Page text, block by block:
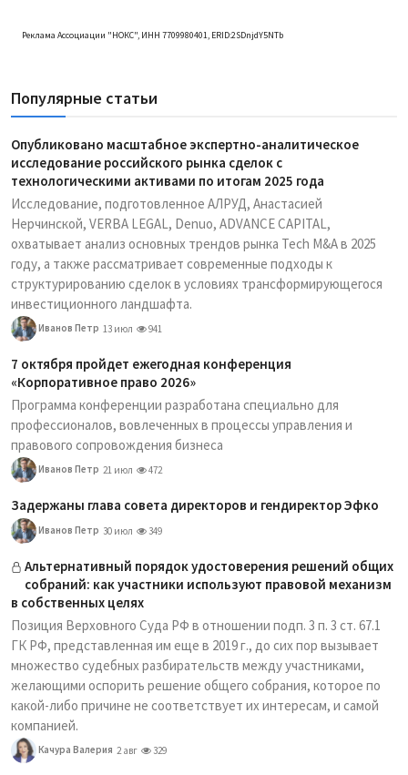
Реклама Ассоциации "НОКС", ИНН 7709980401, ERID:2SDnjdY5NTb
Популярные статьи
Опубликовано масштабное экспертно-аналитическое
исследование российского рынка сделок с
технологическими активами по итогам 2025 года
Исследование, подготовленное АЛРУД, Анастасией
Нерчинской, VERBA LEGAL, Denuo, ADVANCE CAPITAL,
охватывает анализ основных трендов рынка Tech M&A в 2025
году, а также рассматривает современные подходы к
структурированию сделок в условиях трансформирующегося
инвестиционного ландшафта.
Иванов Петр 13 июл 941
7 октября пройдет ежегодная конференция
«Корпоративное право 2026»
Программа конференции разработана специально для
профессионалов, вовлеченных в процессы управления и
правового сопровождения бизнеса
Иванов Петр 21 июл 472
Задержаны глава совета директоров и гендиректор Эфко
Иванов Петр 30 июл 349
Альтернативный порядок удостоверения решений общих
собраний: как участники используют правовой механизм
в собственных целях
Позиция Верховного Суда РФ в отношении подп. 3 п. 3 ст. 67.1
ГК РФ, представленная им еще в 2019 г., до сих пор вызывает
множество судебных разбирательств между участниками,
желающими оспорить решение общего собрания, которое по
какой-либо причине не соответствует их интересам, и самой
компанией.
Качура Валерия 2 авг 329